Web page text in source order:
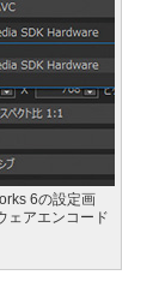
6の設定画
ェアエンコード